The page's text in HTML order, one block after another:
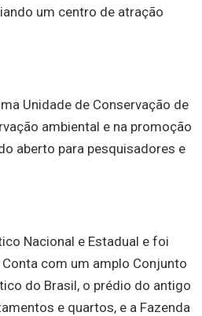
um centro de atração
Unidade de Conservação de
ambiental e na promoção
aberto para pesquisadores e
Nacional e Estadual e foi
com um amplo Conjunto
do Brasil, o prédio do antigo
e quartos, e a Fazenda